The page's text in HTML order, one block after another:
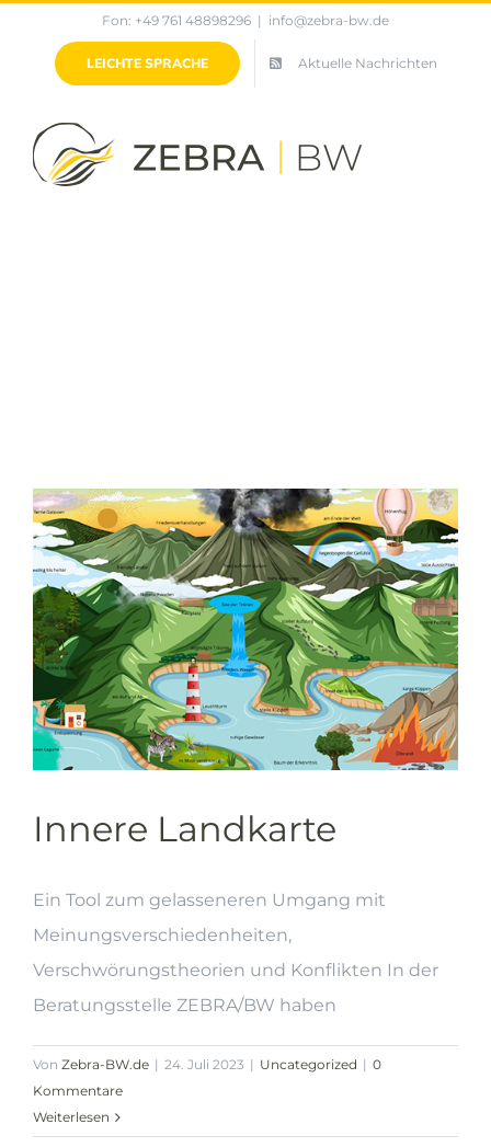
springen
Fon: +49 761 48898296 | info@zebra-bw.de
LEICHTE SPRACHE Aktuelle Nachrichten
Innere Landkarte
Ein Tool zum gelasseneren Umgang mit
Meinungsverschiedenheiten,
Verschwörungstheorien und Konflikten In der
Beratungsstelle ZEBRA/BW haben
Von Zebra-BW.de | 24. Juli 2023 | Uncategorized | 0
Kommentare
Weiterlesen